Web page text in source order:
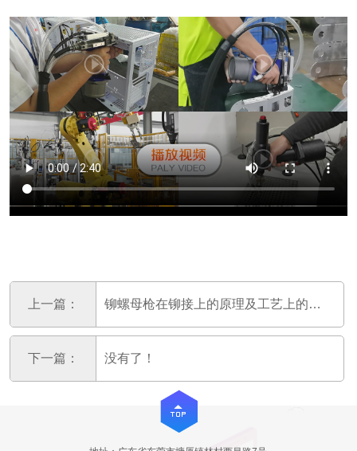
上一篇： 铆螺母枪在铆接上的原理及工艺上的要求
下一篇： 没有了！